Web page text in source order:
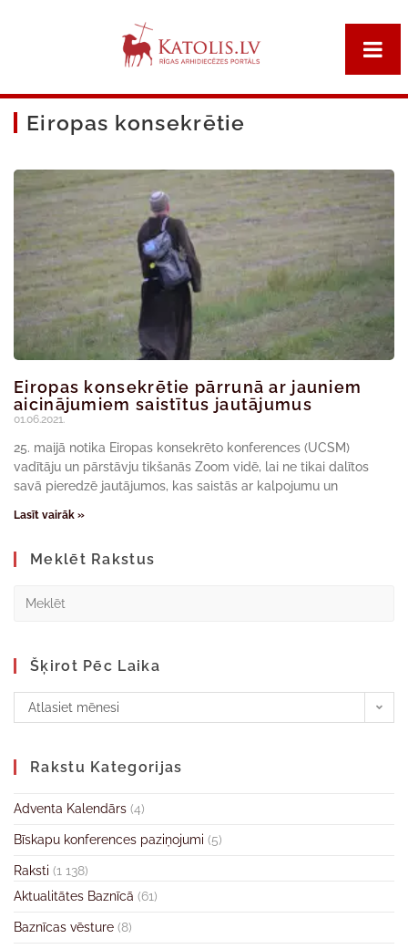
Eiropas konsekrētie
Eiropas konsekrētie pārrunā ar jauniem
aicinājumiem saistītus jautājumus
01.06.2021.
25. maijā notika Eiropas konsekrēto konferences (UCSM)
vadītāju un pārstāvju tikšanās Zoom vidē, lai ne tikai dalītos
savā pieredzē jautājumos, kas saistās ar kalpojumu un
Lasīt vairāk »
Meklēt Rakstus
Šķirot Pēc Laika
Atlasiet mēnesi
Rakstu Kategorijas
Adventa Kalendārs (4)
Bīskapu konferences paziņojumi (5)
Raksti (1 138)
Aktualitātes Baznīcā (61)
Baznīcas vēsture (8)